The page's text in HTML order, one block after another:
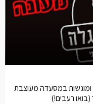
במסעדה מעוצבת
(בואו רעבים!)